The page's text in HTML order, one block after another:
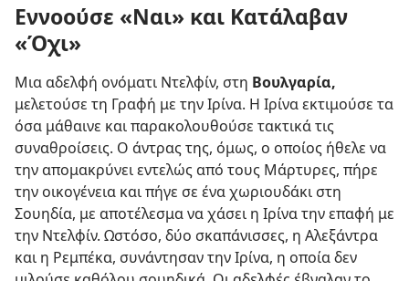
Εννοούσε «Ναι» και Κατάλαβαν
«Όχι»
Μια αδελφή ονόματι Ντελφίν, στη Βουλγαρία,
μελετούσε τη Γραφή με την Ιρίνα. Η Ιρίνα εκτιμούσε τα
όσα μάθαινε και παρακολουθούσε τακτικά τις
συναθροίσεις. Ο άντρας της, όμως, ο οποίος ήθελε να
την απομακρύνει εντελώς από τους Μάρτυρες, πήρε
την οικογένεια και πήγε σε ένα χωριουδάκι στη
Σουηδία, με αποτέλεσμα να χάσει η Ιρίνα την επαφή με
την Ντελφίν. Ωστόσο, δύο σκαπάνισσες, η Αλεξάντρα
και η Ρεμπέκα, συνάντησαν την Ιρίνα, η οποία δεν